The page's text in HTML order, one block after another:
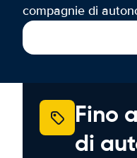
compagnie di
Fino
di